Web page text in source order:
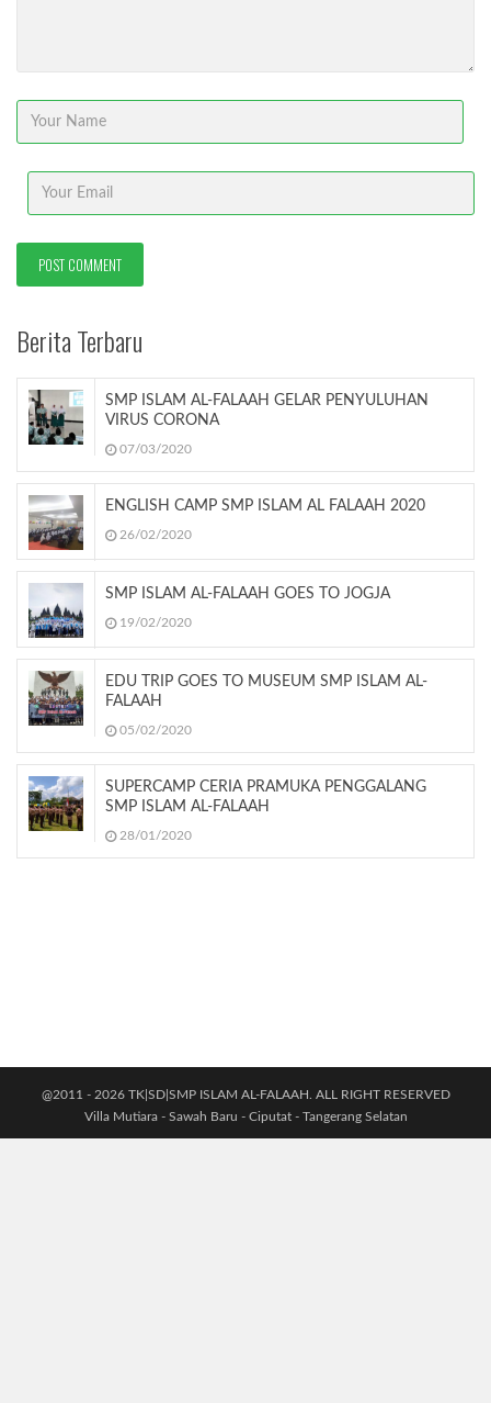
Berita Terbaru
SMP ISLAM AL-FALAAH GELAR PENYULUHAN
VIRUS CORONA
07/03/2020
ENGLISH CAMP SMP ISLAM AL FALAAH 2020
26/02/2020
SMP ISLAM AL-FALAAH GOES TO JOGJA
19/02/2020
EDU TRIP GOES TO MUSEUM SMP ISLAM AL-
FALAAH
05/02/2020
SUPERCAMP CERIA PRAMUKA PENGGALANG
SMP ISLAM AL-FALAAH
28/01/2020
@2011 - 2026 TK|SD|SMP ISLAM AL-FALAAH. ALL RIGHT RESERVED
Villa Mutiara - Sawah Baru - Ciputat - Tangerang Selatan